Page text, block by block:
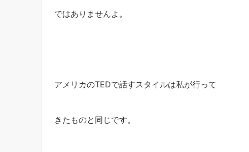
ではありませんよ。
アメリカのTEDで話すスタイルは私が行って
きたものと同じです。